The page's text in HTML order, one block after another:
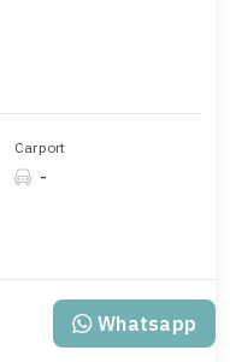
Carport
-
Whatsapp